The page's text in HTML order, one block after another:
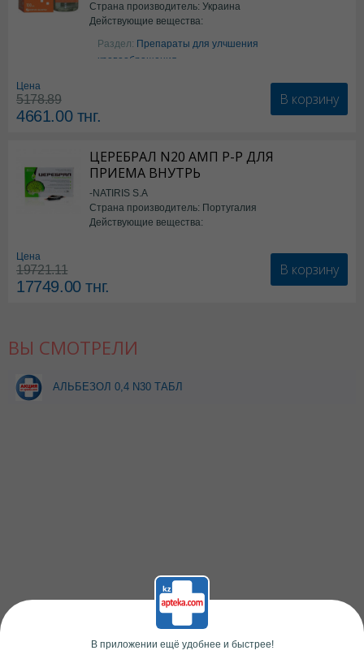
Страна производитель: Украина
Действующие вещества:
Аргинин
Раздел: Препараты для улчшения
кровообращения
Цена
5178.89
4661.00тнг.
В корзину
ЦЕРЕБРАЛ N20 АМП Р-Р ДЛЯ
ПРИЕМА ВНУТРЬ
-NATIRIS S.A
Страна производитель: Португалия
Действующие вещества:
Цена
19721.11
17749.00тнг.
В корзину
ВЫ СМОТРЕЛИ
АЛЬБЕЗОЛ 0,4 N30 ТАБЛ
В приложении ещё удобнее и быстрее!